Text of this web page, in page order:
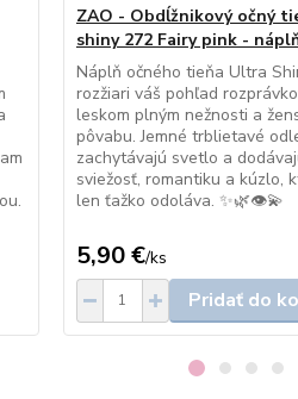
ZAO - Obdĺžnikový očný
shiny 272 Fairy pink -
Náplň očného tieňa Ultra
rozžiari váš pohľad
leskom plným nežnosti a
pôvabu. Jemné trblietavé
zachytávajú svetlo a
sviežosť, romantiku a kúzlo,
len ťažko odoláva. ✨🌿👁️💫
5,90 €/ks
Pridať do